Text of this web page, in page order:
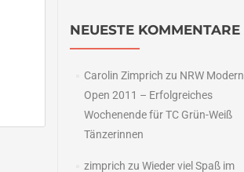
NEUESTE KOMMENTARE
Carolin Zimprich zu NRW Modern
Open 2011 – Erfolgreiches
Wochenende für TC Grün-Weiß
Tänzerinnen
zimprich zu Wieder viel Spaß im